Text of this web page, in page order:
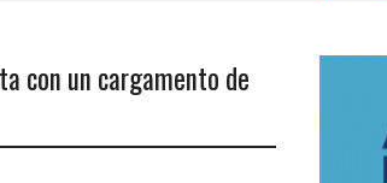
con un cargamento de